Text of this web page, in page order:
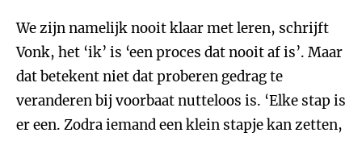
We zijn namelijk nooit klaar met leren, schrijft
Vonk, het ‘ik’ is ‘een proces dat nooit af is’. Maar
dat betekent niet dat proberen gedrag te
veranderen bij voorbaat nutteloos is. ‘Elke stap is
er een. Zodra iemand een klein stapje kan zetten,